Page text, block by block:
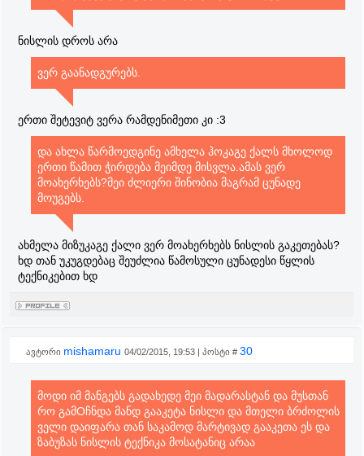
ნისლის დროს არა
ვერ გაანადგურებს.
ერთი შეტევიტ ვერა რამდენიმეთი კი :3
და ახლა წარმოედგინე ამხელა ჰოკაგე ქალს მხოლოდ
ერთი წამით ჭირდება მეიმდე მისვლა.ამას ვერ
მოახერხებს?მეი ძლიერი შინობია მაგრამ ცუნადე
მოუგებს.
ახმელა მიზუკაგე ქალი ვერ მოახერხებს ნისლის გაკეთებას?
ხდ თან უკუგდებაც შეუძლია წამოსული ცუნადესი წყლის
ტექნიკებით ხდ
ავტორი mishamaru 04/02/2015, 19:53 | პოსტი # 30
მოდი იმ მანგებს გადახედე მეი მადარასტან და მუსთან
რო გამOჩნდა მანდ გააკეტა ნისლი და მთელი ბრძოლის
ველი დაიფარა თან საკამოდ მარტივად გააკეთა ეს და
ზაბუზას ნისლის ტექნიკა მოსატანიც არაა